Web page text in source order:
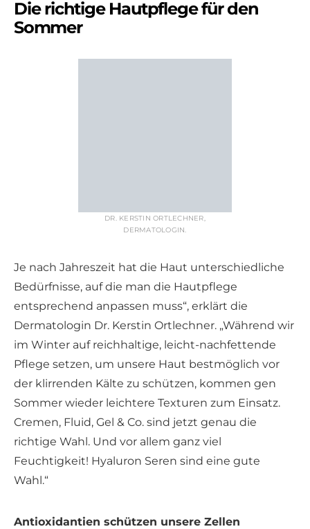
Die richtige Hautpflege für den
Sommer
DR. KERSTIN ORTLECHNER,
DERMATOLOGIN.
Je nach Jahreszeit hat die Haut unterschiedliche
Bedürfnisse, auf die man die Hautpflege
entsprechend anpassen muss“, erklärt die
Dermatologin Dr. Kerstin Ortlechner. „Während wir
im Winter auf reichhaltige, leicht-nachfettende
Pflege setzen, um unsere Haut bestmöglich vor
der klirrenden Kälte zu schützen, kommen gen
Sommer wieder leichtere Texturen zum Einsatz.
Cremen, Fluid, Gel & Co. sind jetzt genau die
richtige Wahl. Und vor allem ganz viel
Feuchtigkeit! Hyaluron Seren sind eine gute
Wahl.“
Antioxidantien schützen unsere Zellen